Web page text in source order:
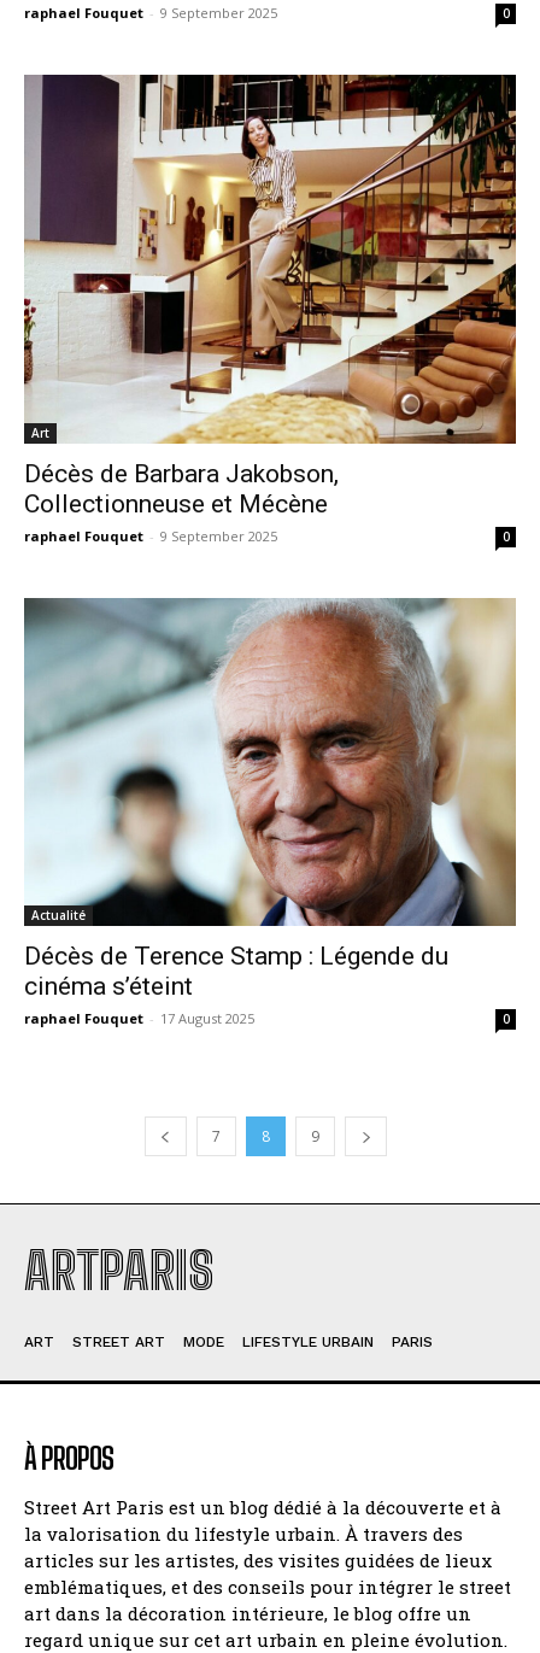
raphael Fouquet - 9 September 2025 0
Art
Décès de Barbara Jakobson,
Collectionneuse et Mécène
raphael Fouquet - 9 September 2025 0
Actualité
Décès de Terence Stamp : Légende du
cinéma s’éteint
raphael Fouquet - 17 August 2025 0
7 8 9
ARTPARIS
ART STREET ART MODE LIFESTYLE URBAIN PARIS
À PROPOS
Street Art Paris est un blog dédié à la découverte et à
la valorisation du lifestyle urbain. À travers des
articles sur les artistes, des visites guidées de lieux
emblématiques, et des conseils pour intégrer le street
art dans la décoration intérieure, le blog offre un
regard unique sur cet art urbain en pleine évolution.